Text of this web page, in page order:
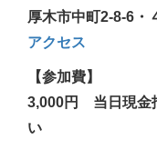
厚木市中町2-8-6・
アクセス
【参加費】
3,000円 当日現金
い